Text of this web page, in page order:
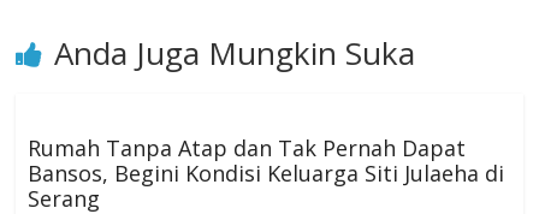
Anda Juga Mungkin Suka
Rumah Tanpa Atap dan Tak Pernah Dapat
Bansos, Begini Kondisi Keluarga Siti Julaeha di
Serang